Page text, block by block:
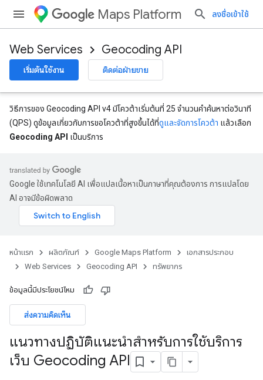
Maps Platform ลงชื่อเข้าใช้
Web Services Geocoding API
เริ่มต้นใช้งาน ติดต่อฝ่ายขาย
วิธีการของ Geocoding API v4 มีโควต้าเริ่มต้นที่ 25 จำนวนคำค้นหาต่อวินาที
(QPS) ดูข้อมูลเกี่ยวกับการขอโควต้าที่สูงขึ้นได้ที่ดูและจัดการโควต้า แล้วเลือก
Geocoding API เป็นบริการ
Google ใช้เทคโนโลยี AI เพื่อแปลเนื้อหาเป็นภาษาที่คุณต้องการ การแปลโดย
AI อาจมีข้อผิดพลาด
หน้าแรก ผลิตภัณฑ์ Google Maps Platform
เอกสารประกอบ
Web Services
Geocoding API ทรัพยากร
ข้อมูลนี้มีประโยชน์ไหม
ส่งความคิดเห็น
แนวทางปฏิบัติแนะนำสำหรับการใช้บริการ
เว็บ Geocoding API